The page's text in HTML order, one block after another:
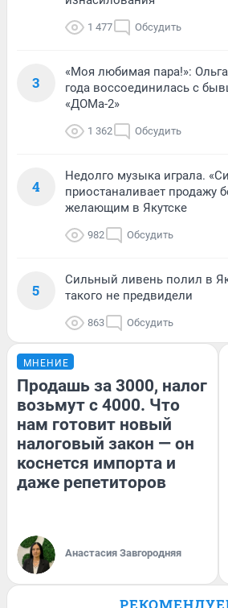
1 477 Обсудить
3
«Моя любимая пара!»:
года воссоединилась с
«ДОМа-2»
1 362 Обсудить
4
Недолго музыка играла.
приостаналивает продажу
желающим в Якутске
982 Обсудить
5
Сильный ливень полил в
такого не предвидели
863 Обсудить
МНЕНИЕ
Продашь за 3000, налог
возьмут с 4000. Что
нам готовит новый
налоговый закон — он
коснется импорта и
даже репетиторов
Анастасия Завгородняя